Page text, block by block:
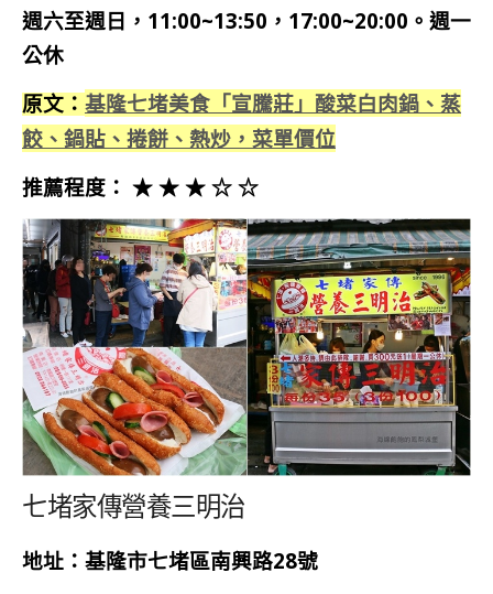
週六至週日，11:00~13:50，17:00~20:00。週一
公休
原文： 基隆七堵美食「宣騰莊」酸菜白肉鍋、蒸
餃、鍋貼、捲餅、熱炒，菜單價位
推薦程度： ★ ★ ★ ☆ ☆
七堵家傳營養三明治
地址：基隆市七堵區南興路28號